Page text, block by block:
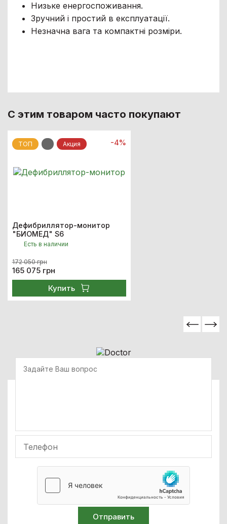
Низьке енергоспоживання.
Зручний і простий в експлуатації.
Незначна вага та компактні розміри.
С этим товаром часто покупают
ТОП Акция -4%
Дефибриллятор-монитор
"БИОМЕД" S6
Есть в наличии
172 050 грн
165 075 грн
Купить